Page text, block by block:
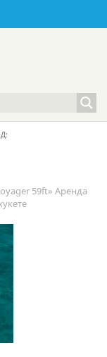
59ft» Аренда